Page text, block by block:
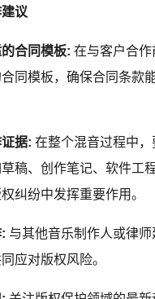
议
合同模板: 在与客户合
同模板，确保合同条款
据: 在整个混音过程中
稿、创作笔记、软件工
纠纷中发挥重要作用。
与其他音乐制作人或律
应对版权风险。